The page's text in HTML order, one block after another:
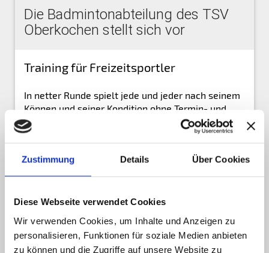
Zustimmung Details Über Cookies
Diese Webseite verwendet Cookies
Wir verwenden Cookies, um Inhalte und Anzeigen zu
personalisieren, Funktionen für soziale Medien anbieten
zu können und die Zugriffe auf unsere Website zu
Die Badmintonabteilung des TSV
Oberkochen stellt sich vor
Training für Freizeitsportler
In netter Runde spielt jede und jeder nach seinem
Können und seiner Kondition ohne Termin- und
Wettkampfverpflichtungen.
Gönn Dir eine Auszeit vom Trab des Alltags und tu
Du bist herzlich willkommen.